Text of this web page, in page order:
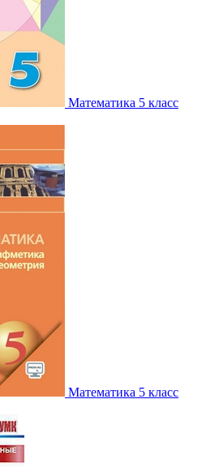
Математика 5 класс
Математика 5 класс